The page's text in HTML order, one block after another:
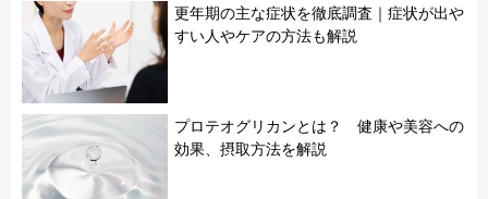
更年期の主な症状を徹底調査｜症状が出や
すい人やケアの方法も解説
プロテオグリカンとは？ 健康や美容への
効果、摂取方法を解説